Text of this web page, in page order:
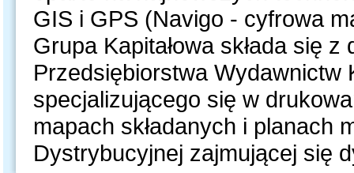
GIS i GPS (Navigo - cyfrowa
Grupa Kapitałowa składa się
Przedsiębiorstwa Wydawnictw
specjalizującego się w
mapach składanych i planach
Dystrybucyjnej zajmującej się